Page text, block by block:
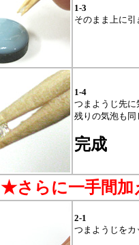
1-3
そのまま上に
1-4
つまようじ先
残りの気泡も同
完成
★さらに一手間加
2-1
つまようじをカ